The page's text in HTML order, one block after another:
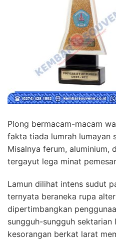
Plong bermacam-macam
fakta tiada lumrah lumayan
Misalnya ferum, aluminium,
tergayut lega minat
Lamun dilihat intens sudut
ternyata beraneka rupa
dipertimbangkan
sungguh-sungguh sektarian
kesorangan berkat larat